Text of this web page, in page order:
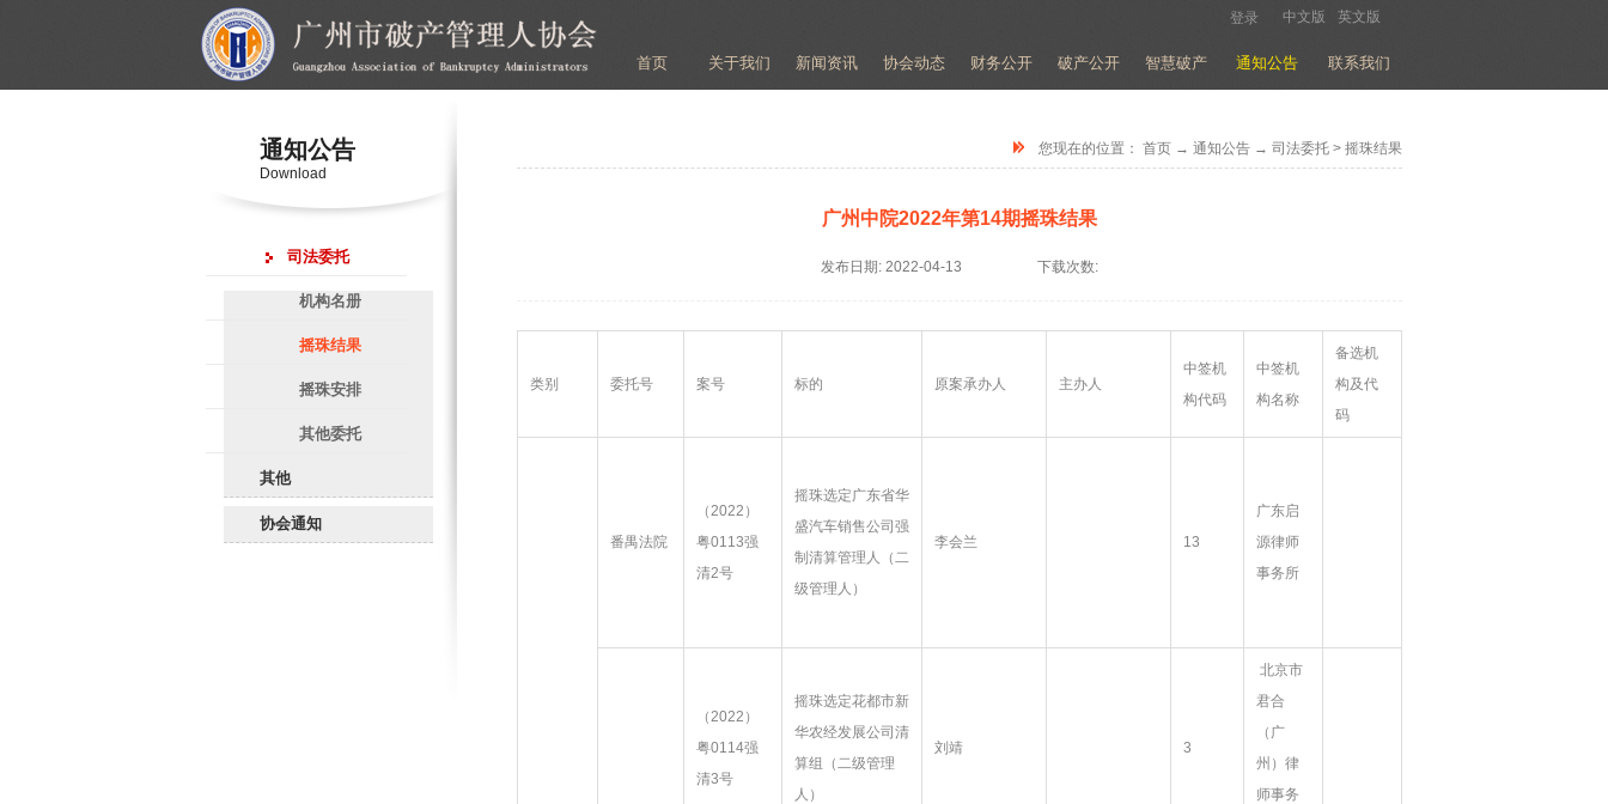
中文版 英文版
登录
首页 关于我们 新闻资讯 协会动态 财务公开 破产公开 智慧破产 通知公告 联系我们
通知公告
Download
司法委托
机构名册
摇珠结果
摇珠安排
其他委托
其他
协会通知
您现在的位置： 首页 → 通知公告 → 司法委托 > 摇珠结果
广州中院2022年第14期摇珠结果
发布日期: 2022-04-13 下载次数:
类别 委托号 案号 标的 原案承办人 主办人
中签机
构代码
中签机
构名称
备选机
构及代
码
番禺法院
（2022）
粤0113强
清2号
摇珠选定广东省华
盛汽车销售公司强
制清算管理人（二
级管理人）
李会兰 13
广东启
源律师
事务所
（2022）
粤0114强
清3号
摇珠选定花都市新
华农经发展公司清
算组（二级管理
人）
刘靖 3
北京市
君合
（广
州）律
师事务